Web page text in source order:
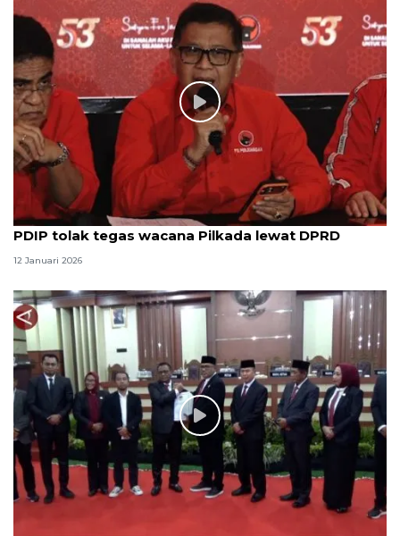
PDIP tolak tegas wacana Pilkada lewat DPRD
12 Januari 2026